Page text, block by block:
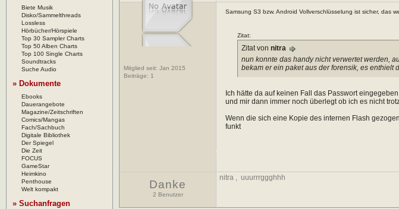
Biete Musik
Disko/Sammelthreads
Lossless
Hörbücher/Hörspiele
Top 30 Sampler Charts
Top 50 Alben Charts
Top 100 Single Charts
Soundtracks
Suche Audio
» Dokumente
Ebooks
Dauerangebote
Magazine/Zeitschriften
Comics/Mangas
Fach/Sachbuch
Digitale Bibliothek
Der Spiegel
Die Zeit
FOCUS
GameStar
Heimkino
Penthouse
Welt kompakt
» Suchanfragen
Mitglied seit: Jan 2015
Beiträge: 1
Samsung S3 bzw. Android Vollverschlüsselung ist sicher, das
Zitat:
Zitat von nitra
nun konnte das handy nicht verwertet werden,
bekam er ein paket aus der forensik, es enthielt
Ich hätte da auf keinen Fall das Passwort
und mir dann immer noch überlegt ob ich es nicht
Wenn die sich eine Kopie des internen Flash
funkt
Danke
2 Benutzer
nitra , uuurrrggghhh